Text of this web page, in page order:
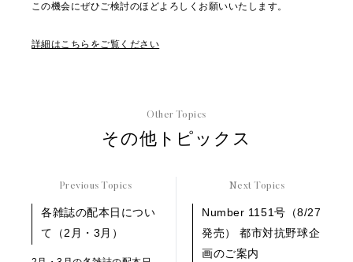
この機会にぜひご検討のほどよろしくお願いいたします。
詳細はこちらをご覧ください
Other Topics
その他トピックス
Previous Topics
各雑誌の配本日につい
て（2月・3月）
Next Topics
Number 1151号（8/27
発売） 都市対抗野球企
画のご案内